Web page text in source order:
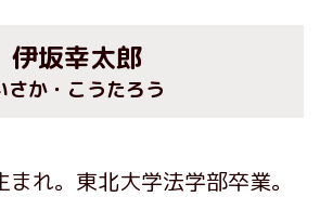
伊坂幸太郎
さか・こうたろう
れ。東北大学法学部卒業。